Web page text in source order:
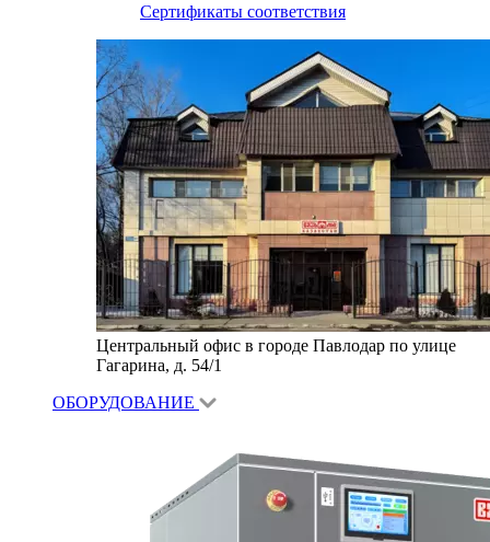
Сертификаты соответствия
Центральный офис в городе Павлодар по улице
Гагарина, д. 54/1
ОБОРУДОВАНИЕ